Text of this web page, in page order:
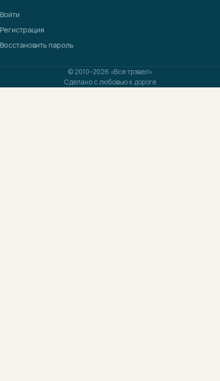
Войти
Регистрация
Восстановить пароль
© 2010–2026 «Все трэвел»
Сделано с любовью к дороге